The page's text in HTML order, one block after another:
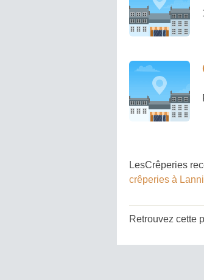
LesCrêperies
crêperies à
Retrouvez cette